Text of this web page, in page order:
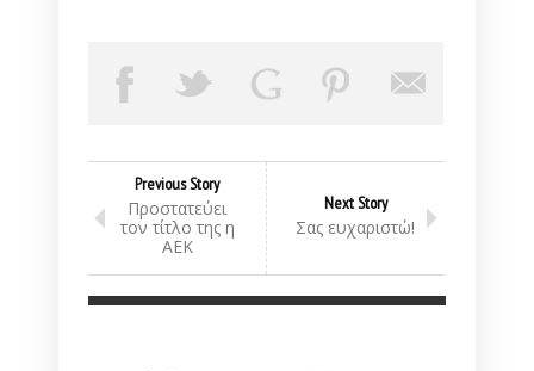
Previous Story
Προστατεύει
τον τίτλο της η
ΑΕΚ
Next Story
Σας ευχαριστώ!